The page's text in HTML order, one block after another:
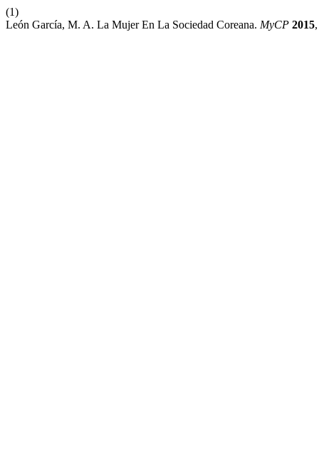
(1)
León García, M. A. La Mujer En La Sociedad Coreana. MyCP 2015